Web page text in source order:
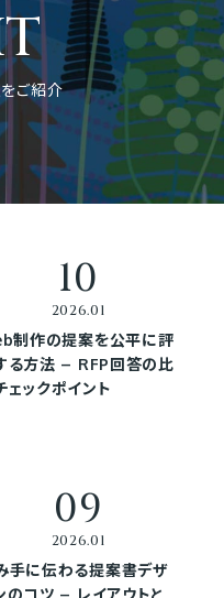
ご紹介
制作の提案を公平に評
る方法 – RFP回答の比
ェックポイント
手に伝わる提案書デザ